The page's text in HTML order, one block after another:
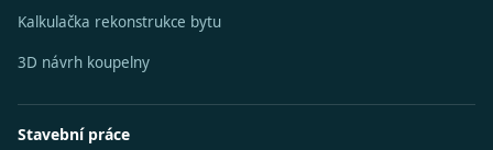
Kalkulačka rekonstrukce bytu
3D návrh koupelny
Stavební práce